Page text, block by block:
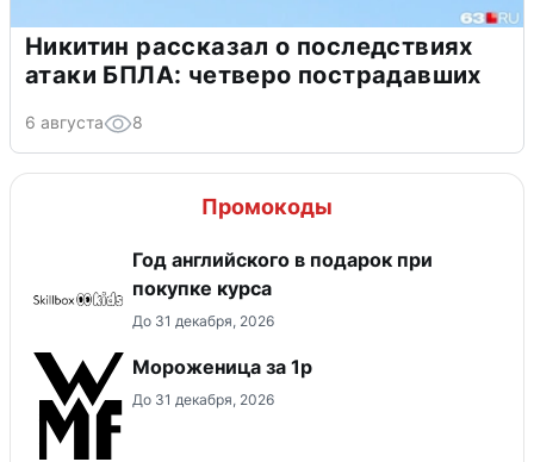
Никитин рассказал о последствиях
атаки БПЛА: четверо пострадавших
6 августа 8
Промокоды
Год английского в подарок при
покупке курса
До 31 декабря, 2026
Мороженица за 1р
До 31 декабря, 2026